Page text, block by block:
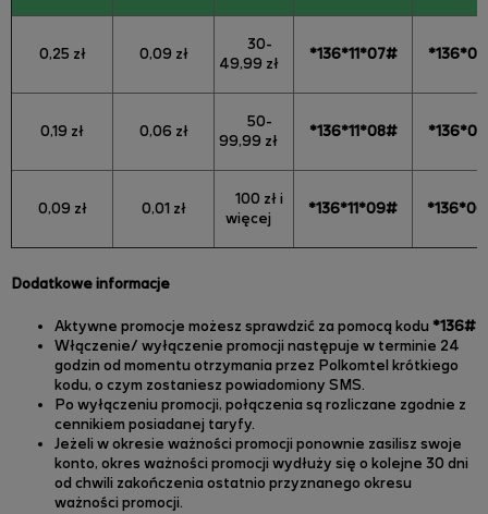
0,25 zł 0,09 zł
30-
49,99 zł
*136*11*07#
0,19 zł 0,06 zł
50-
99,99 zł
*136*11*08#
0,09 zł 0,01 zł
100 zł i
więcej
*136*11*09#
Dodatkowe informacje
Aktywne promocje możesz sprawdzić za pomocą kodu *136#
Włączenie/ wyłączenie promocji następuje w terminie 24
godzin od momentu otrzymania przez Polkomtel krótkiego
kodu, o czym zostaniesz powiadomiony SMS.
Po wyłączeniu promocji, połączenia są rozliczane zgodnie z
cennikiem posiadanej taryfy.
Jeżeli w okresie ważności promocji ponownie zasilisz swoje
konto, okres ważności promocji wydłuży się o kolejne 30 dni
od chwili zakończenia ostatnio przyznanego okresu
ważności promocji.